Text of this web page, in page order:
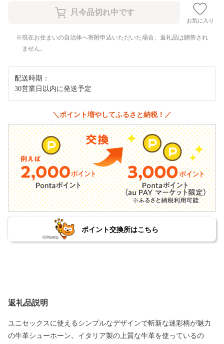
お気に入り
現在お住まいの自治体へ寄附申込いただいた場合、返礼品は贈答され
ません。
配送時期：
30営業日以内に発送予定
＼ポイント増やしてふるさと納税！／
ポイント交換所はこちら
返礼品説明
ユニセックスに使えるシンプルなデザインで斬新な迷彩柄が魅力
の牛革シューホーン。イタリア製の上質な牛革を使っているの